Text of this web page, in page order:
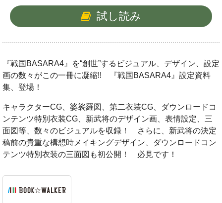
試し読み
『戦国BASARA4』を“創世”するビジュアル、デザイン、設定
画の数々がこの一冊に凝縮!! 『戦国BASARA4』設定資料
集、登場！
キャラクターCG、婆裟羅図、第二衣装CG、ダウンロードコ
ンテンツ特別衣装CG、新武将のデザイン画、表情設定、三
面図等、数々のビジュアルを収録！ さらに、新武将の決定
稿前の貴重な構想時メイキングデザイン、ダウンロードコン
テンツ特別衣装の三面図も初公開！ 必見です！